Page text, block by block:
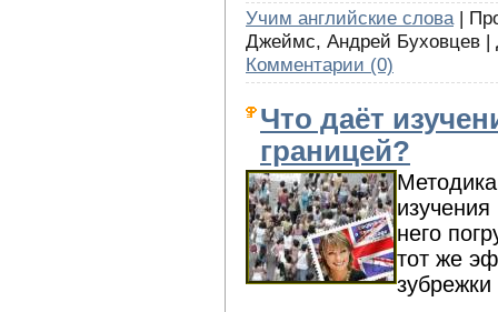
Учим английские слова |
Джеймс, Андрей Буховцев
Комментарии (0)
Что даёт
границей?
него
тот же